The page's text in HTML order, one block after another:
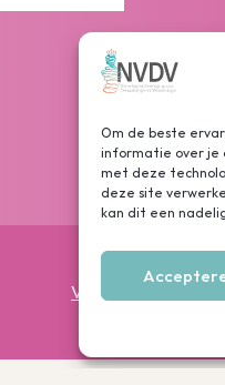
Om de beste
informatie over je
met deze
deze site
kan dit een
Voorwaarden Privacy